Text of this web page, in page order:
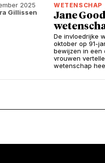
2025
Gillissen
WETENSCHAP
Jane
De invloedrijke
oktober op 91-
bewijzen in een
vrouwen
wetenschap